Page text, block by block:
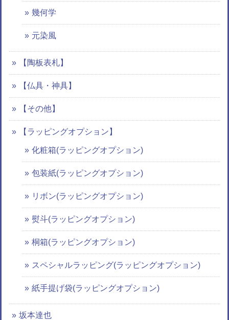
幾何学
元染風
【陶板表札】
【仏具・神具】
【その他】
【ラッピングオプション】
化粧箱(ラッピングオプション)
包装紙(ラッピングオプション)
リボン(ラッピングオプション)
熨斗(ラッピングオプション)
桐箱(ラッピングオプション)
スペシャルラッピング(ラッピングオプション)
紙手提げ袋(ラッピングオプション)
坂本達也